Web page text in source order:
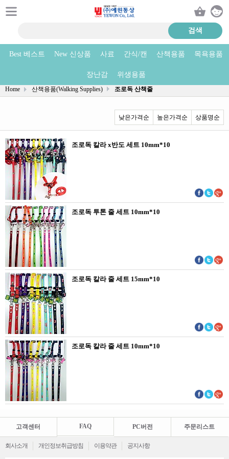
Best 베스트 New 신상품 사료 간식/캔 산책용품 목욕용품
장난감 위생용품
조로독 산책줄 상품리스트
Home 산책용품(Walking Supplies) 조로독 산책줄
낮은가격순 높은가격순 상품명순
조로독 칼라 x반도 세트 10mm*10
조로독 투톤 줄 세트 10mm*10
조로독 칼라 줄 세트 15mm*10
조로독 칼라 줄 세트 10mm*10
고객센터 FAQ PC버전 주문리스트
회사소개 개인정보취급방침 이용약관 공지사항